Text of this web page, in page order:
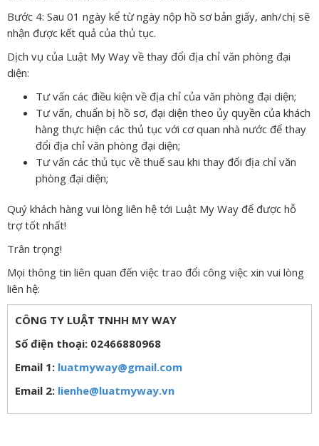
Bước 4: Sau 01 ngày kể từ ngày nộp hồ sơ bản giấy, anh/chị sẽ
nhận được kết quả của thủ tục.
Dịch vụ của Luật My Way về thay đổi địa chỉ văn phòng đại
diện:
Tư vấn các điều kiện về địa chỉ của văn phòng đại diện;
Tư vấn, chuẩn bị hồ sơ, đại diện theo ủy quyền của khách
hàng thực hiện các thủ tục với cơ quan nhà nước để thay
đổi địa chỉ văn phòng đại diện;
Tư vấn các thủ tục về thuế sau khi thay đổi địa chỉ văn
phòng đại diện;
Quý khách hàng vui lòng liên hệ tới Luật My Way để được hỗ
trợ tốt nhất!
Trân trọng!
Mọi thông tin liên quan đến việc trao đổi công việc xin vui lòng
liên hệ:
CÔNG TY LUẬT TNHH MY WAY
Số điện thoại: 02466880968
Email 1: luatmyway@gmail.com
Email 2: lienhe@luatmyway.vn